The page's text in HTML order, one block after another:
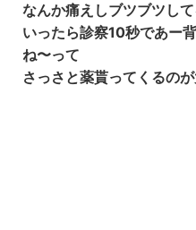
なんか痛えしブツブツし
いったら診察10秒であー
ね〜って
さっさと薬貰ってくるの